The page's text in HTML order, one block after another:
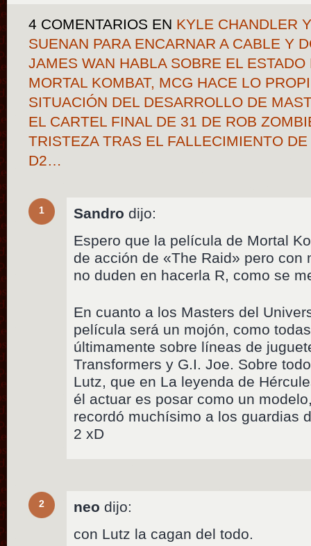
4 COMENTARIOS EN KYLE CHANDLER
SUENAN PARA ENCARNAR A CABLE Y
JAMES WAN HABLA SOBRE EL
MORTAL KOMBAT, MCG HACE LO
SITUACIÓN DEL DESARROLLO DE
EL CARTEL FINAL DE 31 DE ROB
TRISTEZA TRAS EL FALLECIMIENTO
D2…
1 Sandro dijo:
Espero que la película de Mortal
de acción de «The Raid» pero con
no duden en hacerla R, como se
En cuanto a los Masters del
película será un mojón, como
últimamente sobre líneas de
Transformers y G.I. Joe. Sobre
Lutz, que en La leyenda de
él actuar es posar como un
recordó muchísimo a los guardias
2 xD
2 neo dijo:
con Lutz la cagan del todo.